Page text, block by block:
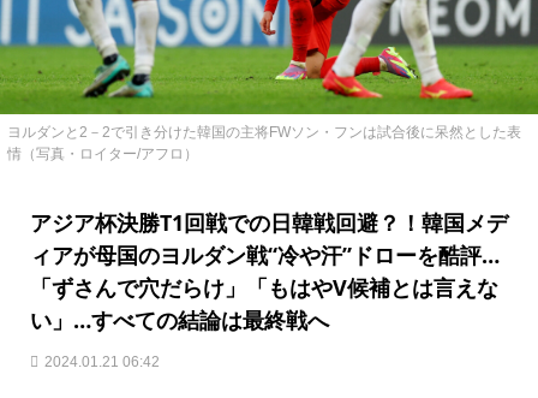
ヨルダンと2－2で引き分けた韓国の主将FWソン・フンは試合後に呆然とした表
情（写真・ロイター/アフロ）
アジア杯決勝T1回戦での日韓戦回避？！韓国メデ
ィアが母国のヨルダン戦“冷や汗”ドローを酷評…
「ずさんで穴だらけ」「もはやV候補とは言えな
い」…すべての結論は最終戦へ
2024.01.21 06:42